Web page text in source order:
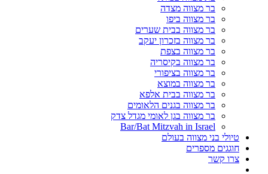
בר מצווה מצדה
בר מצווה ביפו
בר מצווה בבית שערים
בר מצווה בזכרון יעקב
בר מצווה בצפת
בר מצווה בקיסריה
בר מצווה בציפורי
בר מצווה במוצא
בר מצווה בבית אלפא
בר מצווה בגנים הלאומים
בר מצווה בגן לאומי מגדל צדק
Bar/Bat Mitzvah in Israel
טיולי בני מצווה בעולם
חוגגים מספרים
צרו קשר